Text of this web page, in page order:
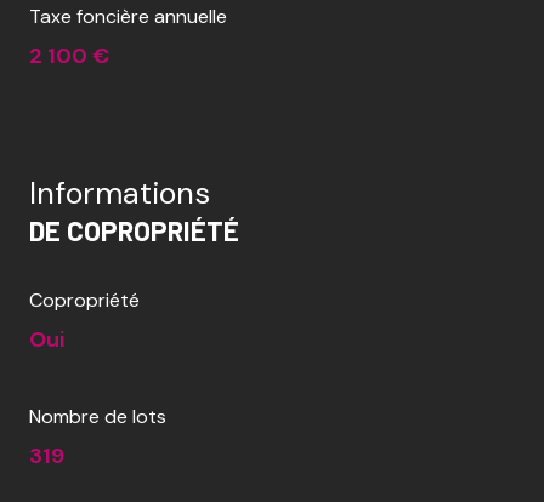
Taxe foncière annuelle
2 100 €
Informations
DE COPROPRIÉTÉ
Copropriété
Oui
Nombre de lots
319